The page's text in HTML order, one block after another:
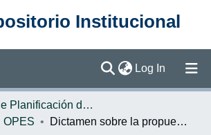
Institucional
Log In (current)
Oficina de Planificación de la Educación Superior (OPES)
OPES
Dictamen sobre la propuesta de creación de la licenciatura en Ciencias del Movimiento Humano en el Medio Natural de la Universidad de Costa Rica